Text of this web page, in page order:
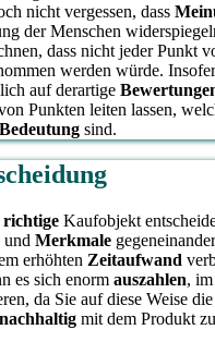
nicht vergessen, dass
der Menschen
dass nicht jeder Punkt
werden würde.
auf derartige
Punkten leiten lassen,
Bedeutung sind.
richtige Kaufobjekt
und Merkmale
erhöhten Zeitaufwand
es sich enorm auszahlen,
da Sie auf diese Weise die
nachhaltig mit dem Produkt